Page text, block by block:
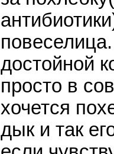
достойной
просто в
хочется
дык и так